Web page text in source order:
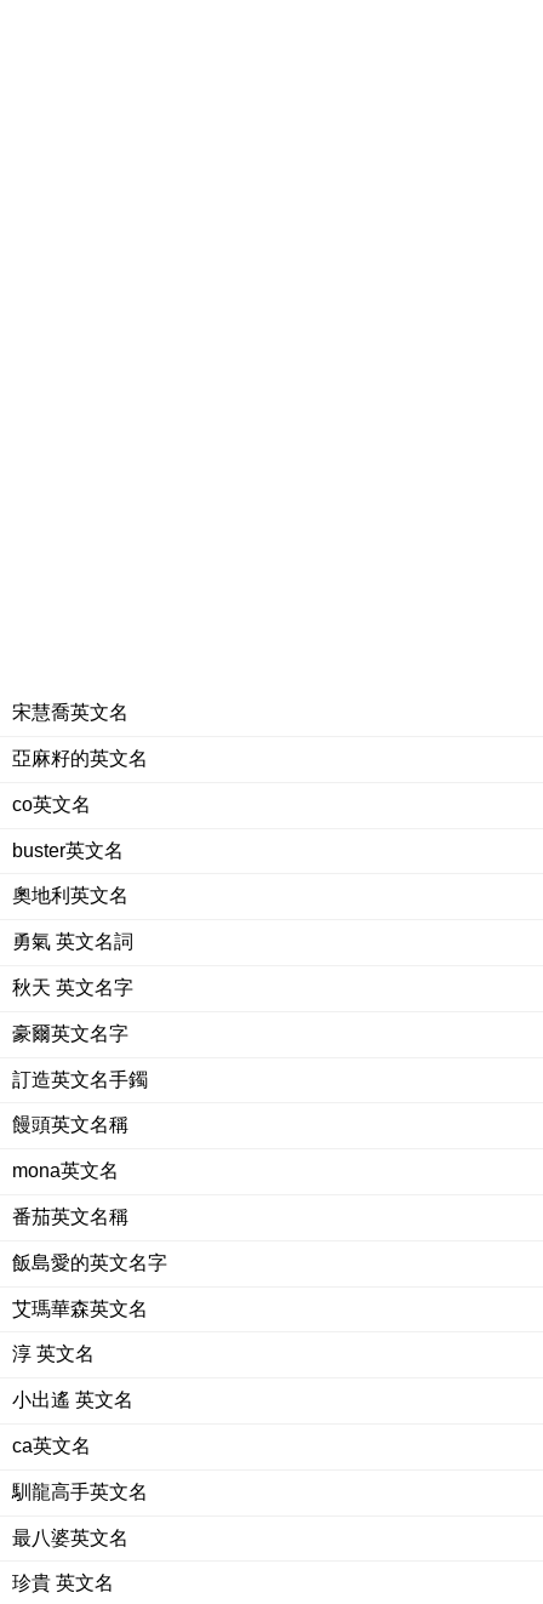
宋慧喬英文名
亞麻籽的英文名
co英文名
buster英文名
奧地利英文名
勇氣 英文名詞
秋天 英文名字
豪爾英文名字
訂造英文名手鐲
饅頭英文名稱
mona英文名
番茄英文名稱
飯島愛的英文名字
艾瑪華森英文名
淳 英文名
小出遙 英文名
ca英文名
馴龍高手英文名
最八婆英文名
珍貴 英文名